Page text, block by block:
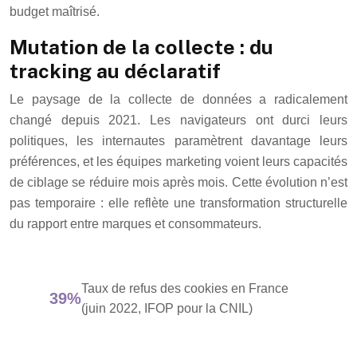
budget maîtrisé.
Mutation de la collecte : du
tracking au déclaratif
Le paysage de la collecte de données a radicalement
changé depuis 2021. Les navigateurs ont durci leurs
politiques, les internautes paramètrent davantage leurs
préférences, et les équipes marketing voient leurs capacités
de ciblage se réduire mois après mois. Cette évolution n’est
pas temporaire : elle reflète une transformation structurelle
du rapport entre marques et consommateurs.
39%
Taux de refus des cookies en France
(juin 2022, IFOP pour la CNIL)